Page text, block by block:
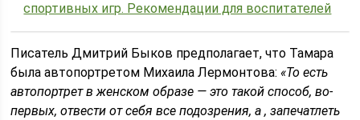
спортивных игр. Рекомендации для воспитателей
Писатель Дмитрий Быков предполагает, что Тамара
была автопортретом Михаила Лермонтова:«То есть
автопортрет в женском образе — это такой способ, во-
первых, отвести от себя все подозрения, а , запечатлеть